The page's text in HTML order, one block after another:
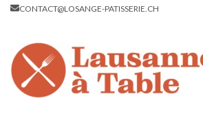
CONTACT@LOSANGE-PATISSERIE.CH